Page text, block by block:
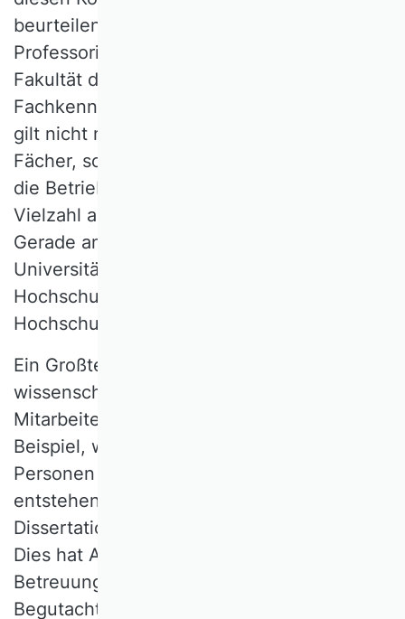
beurteilen, noch weisen andere
Professorinnen und Professoren an der
Fakultät dieselben einschlägigen
Fachkenntnisse auf. Dieser letzte Aspekt
gilt nicht nur für die sogenannten kleinen
Fächer, sondern auch für Massenfächer wie
die Betriebswirtschaftslehre, die eine
Vielzahl an Fachrichtungen aufweist.
Gerade an kleinen und mittelgroßen
Universitäten ist in der Regel nur ein
Hochschullehrer bzw. eine
Hochschullehrerin pro Fachrichtung tätig.
Ein Großteil der Dissertationen wird von
wissenschaftlichen Mitarbeiterinnen und
Mitarbeitern verfasst. In der BWL zum
Beispiel, wo im Jahr 2021 rund 3.400
Personen eine Promotion verfolgten
entstehen schätzungsweise 80 % aller
Dissertationen im Beschäftigungsverhältnis.
Dies hat Auswirkungen auf die Dynamik im
Betreuungsverhältnis und auf die
Begutachtung. Die enge und